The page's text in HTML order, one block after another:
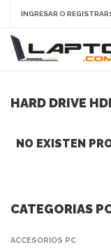
INGRESAR O
HARD DRIVE
NO EXISTEN
CATEGORIAS
ACCESORIOS PC